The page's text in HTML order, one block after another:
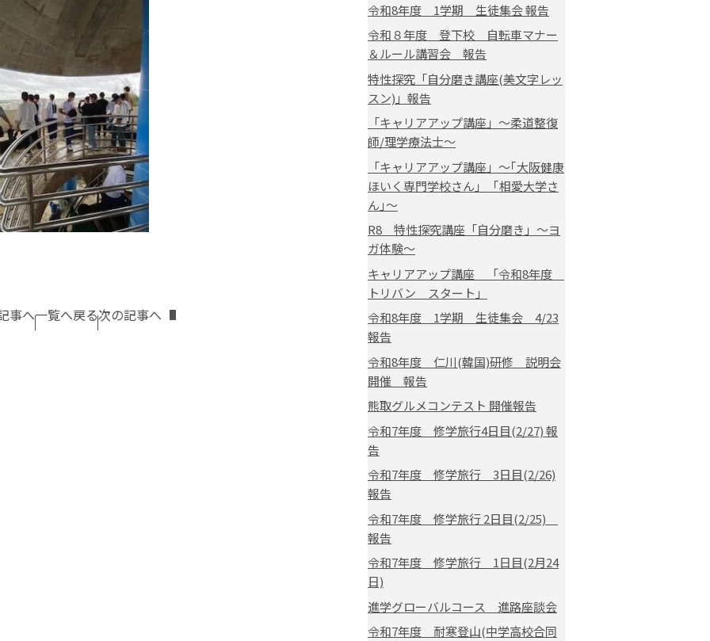
事へ一覧へ戻る次の記事へ
令和8年度 1学期 生徒集会 報告
令和８年度 登下校 自転車マナー
＆ルール講習会 報告
特性探究「自分磨き講座(美文字レッ
スン)」報告
「キャリアアップ講座」～柔道整復
師/理学療法士～
「キャリアアップ講座」～｢大阪健康
ほいく専門学校さん｣ ｢相愛大学さ
ん｣～
R8 特性探究講座「自分磨き」～ヨ
ガ体験～
キャリアアップ講座 「令和8年度
トリバン スタート」
令和8年度 1学期 生徒集会 4/23
報告
令和8年度 仁川(韓国)研修 説明会
開催 報告
熊取グルメコンテスト 開催報告
令和7年度 修学旅行4日目(2/27) 報
告
令和7年度 修学旅行 3日目(2/26)
報告
令和7年度 修学旅行 2日目(2/25)
報告
令和7年度 修学旅行 1日目(2月24
日)
進学グローバルコース 進路座談会
令和7年度 耐寒登山(中学高校合同